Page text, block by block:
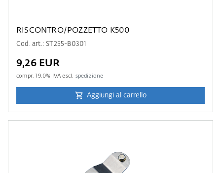
RISCONTRO/POZZETTO K500
Cod. art.: ST255-B0301
9,26 EUR
compr.19.0% IVA escl. spedizione
Aggiungi al carrello